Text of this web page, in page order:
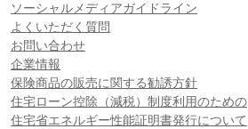
ソーシャルメディアガイドライン
よくいただく質問
お問い合わせ
企業情報
保険商品の販売に関する勧誘方針
住宅ローン控除（減税）制度利用のための
住宅省エネルギー性能証明書発行について